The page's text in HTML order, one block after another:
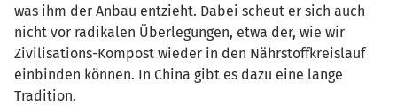
was ihm der Anbau entzieht. Dabei scheut er sich auch
nicht vor radikalen Überlegungen, etwa der, wie wir
Zivilisations-Kompost wieder in den Nährstoffkreislauf
einbinden können. In China gibt es dazu eine lange
Tradition.